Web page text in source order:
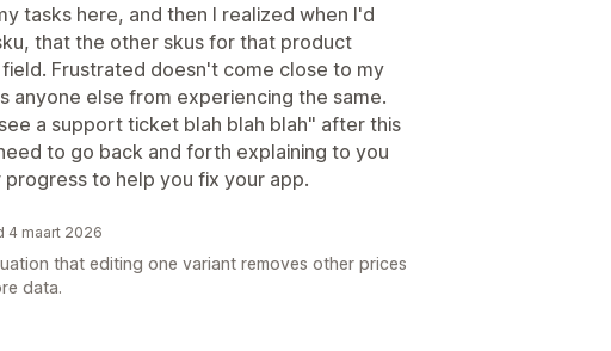
tasks here, and then I realized when I'd
that the other skus for that product
Frustrated doesn't come close to my
anyone else from experiencing the same.
a support ticket blah blah blah" after this
to go back and forth explaining to you
to help you fix your app.
4 maart 2026
that editing one variant removes other prices
data.